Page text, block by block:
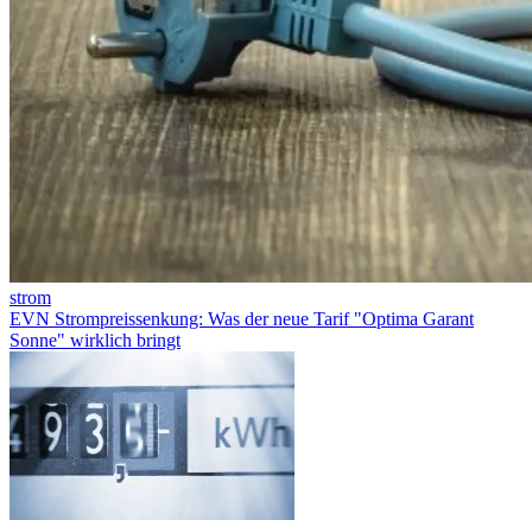
strom
EVN Strompreissenkung: Was der neue Tarif "Optima Garant
Sonne" wirklich bringt